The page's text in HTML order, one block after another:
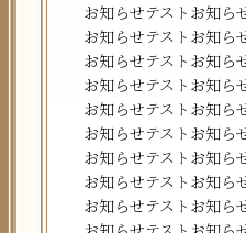
お知らせテストお知ら
お知らせテストお知ら
お知らせテストお知ら
お知らせテストお知ら
お知らせテストお知ら
お知らせテストお知ら
お知らせテストお知ら
お知らせテストお知ら
お知らせテストお知ら